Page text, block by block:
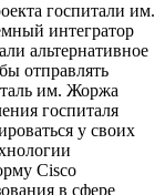
госпитали им.
интегратор
альтернативное
отправлять
им. Жоржа
госпиталя
у своих
Cisco
в сфере